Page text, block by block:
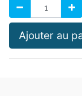
Ajouter au